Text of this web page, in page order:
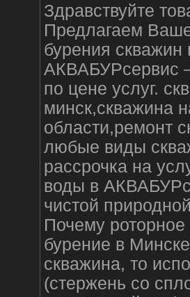
Здравствуйте
Предлагаем
бурения
АКВАБУРсервис
по цене услуг.
минск,скважина
области,ремонт
любые виды
рассрочка на
воды в
чистой
Почему
бурение в
скважина, то
(стержень со